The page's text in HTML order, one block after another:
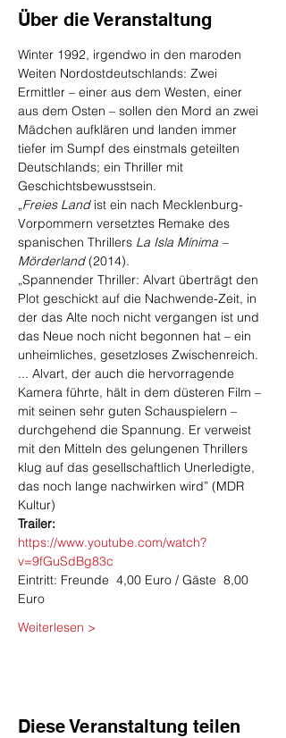
Über die Veranstaltung
Winter 1992, irgendwo in den maroden
Weiten Nordostdeutschlands: Zwei
Ermittler – einer aus dem Westen, einer
aus dem Osten – sollen den Mord an zwei
Mädchen aufklären und landen immer
tiefer im Sumpf des einstmals geteilten
Deutschlands; ein Thriller mit
Geschichtsbewusstsein.
„Freies Land ist ein nach Mecklenburg-
Vorpommern versetztes Remake des
spanischen Thrillers La Isla Mínima –
Mörderland (2014).
„Spannender Thriller: Alvart überträgt den
Plot geschickt auf die Nachwende-Zeit, in
der das Alte noch nicht vergangen ist und
das Neue noch nicht begonnen hat – ein
unheimliches, gesetzloses Zwischenreich.
... Alvart, der auch die hervorragende
Kamera führte, hält in dem düsteren Film –
mit seinen sehr guten Schauspielern –
durchgehend die Spannung. Er verweist
mit den Mitteln des gelungenen Thrillers
klug auf das gesellschaftlich Unerledigte,
das noch lange nachwirken wird” (MDR
Kultur)
Trailer:
https://www.youtube.com/watch?
v=9fGuSdBg83c
Eintritt: Freunde  4,00 Euro / Gäste  8,00
Euro
Weiterlesen >
Diese Veranstaltung teilen